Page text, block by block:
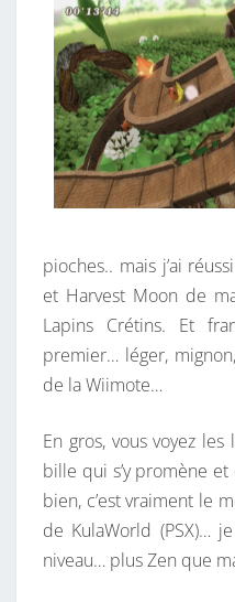
pioches.. mais j’ai
et Harvest Moon de
Lapins Crétins. Et
premier… léger,
de la Wiimote…
En gros, vous voyez
bille qui s’y promène
bien, c’est vraiment le
de KulaWorld (PSX)…
niveau… plus Zen que